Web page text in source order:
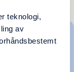
teknologi,
av